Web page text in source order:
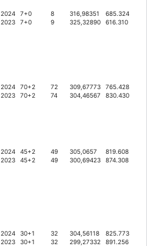
2024
2023
7+0
7+0
8
9
316,98351
325,32890
685.324
616.310
2024
2023
70+2
70+2
72
74
309,67773
304,46567
765.428
830.430
2024
2023
45+2
45+2
49
49
305,0657
300,69423
819.608
874.308
2024
2023
30+1
30+1
32
32
304,56118
299,27332
825.773
891.256